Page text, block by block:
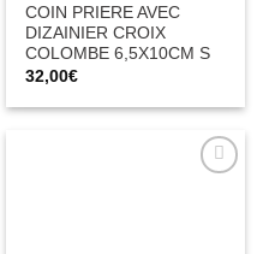
COIN PRIERE AVEC
DIZAINIER CROIX
COLOMBE 6,5X10CM S
32,00€